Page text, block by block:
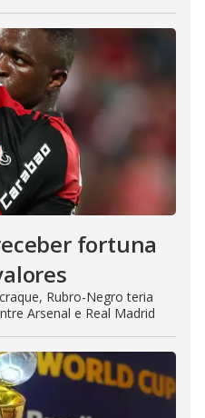
fortuna
Rubro-Negro teria
Arsenal e Real Madrid